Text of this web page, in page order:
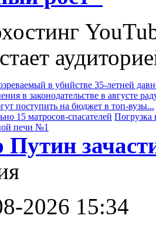
в убийстве 35-летней
в законодательстве в августе
поступить на бюджет в топ-вузы...
15 матросов-спасателей Погрузка
печи №1
2026 15:34